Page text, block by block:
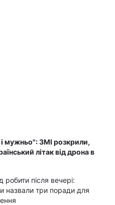
мужньо": ЗМІ розкрили,
літак від дрона в
робити після вечері:
назвали три поради для